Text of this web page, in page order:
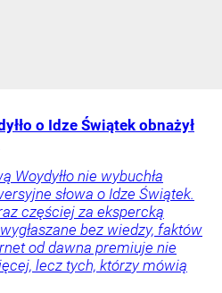
o Idze Świątek obnażył
Woydyłło nie wybuchła
słowa o Idze Świątek.
częściej za ekspercką
bez wiedzy, faktów
od dawna premiuje nie
lecz tych, którzy mówią